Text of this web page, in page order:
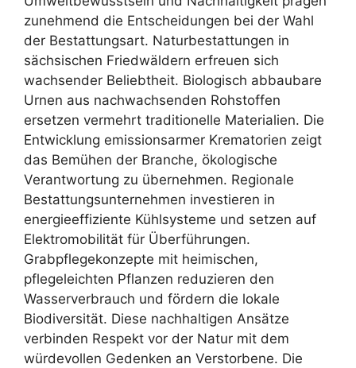
zunehmend die Entscheidungen bei der Wahl
der Bestattungsart. Naturbestattungen in
sächsischen Friedwäldern erfreuen sich
wachsender Beliebtheit. Biologisch abbaubare
Urnen aus nachwachsenden Rohstoffen
ersetzen vermehrt traditionelle Materialien. Die
Entwicklung emissionsarmer Krematorien zeigt
das Bemühen der Branche, ökologische
Verantwortung zu übernehmen. Regionale
Bestattungsunternehmen investieren in
energieeffiziente Kühlsysteme und setzen auf
Elektromobilität für Überführungen.
Grabpflegekonzepte mit heimischen,
pflegeleichten Pflanzen reduzieren den
Wasserverbrauch und fördern die lokale
Biodiversität. Diese nachhaltigen Ansätze
verbinden Respekt vor der Natur mit dem
würdevollen Gedenken an Verstorbene. Die